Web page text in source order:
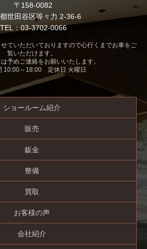
〒158-0082
世田谷区等々力 2-36-6
TEL：03-3702-0066
ていただいておりますので心行くまでお車をご
覧いただけます。
予めご連絡をお願いいたします。
10:00～18:00 定休日 火曜日
ショールーム紹介
販売
鈑金
整備
買取
お客様の声
会社紹介